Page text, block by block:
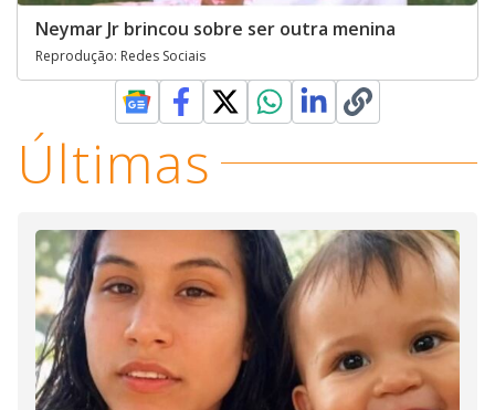
Neymar Jr brincou sobre ser outra menina
Reprodução: Redes Sociais
Últimas